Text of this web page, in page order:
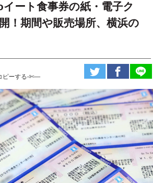
ート食事券の紙・電子ク
！期間や販売場所、横浜の
ピーする-✄—